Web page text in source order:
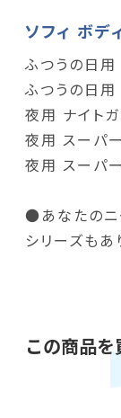
ソフィ ボデ
ふつうの日用
ふつうの日用
夜用 ナイト
夜用 スーパ
夜用 スーパ
●あなたのニ
シリーズもあ
この商品